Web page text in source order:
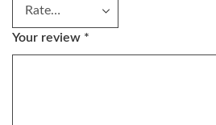
Your review *